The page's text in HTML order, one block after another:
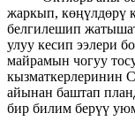
жаркып, көңүлдөрү
белгилешип
улуу кесип ээлери
майрамын чогуу
кызматкерлеринин
айынан баштап
бир билим берүү